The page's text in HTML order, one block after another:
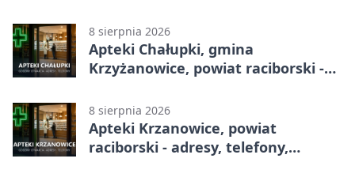
8 sierpnia 2026
Apteki Chałupki, gmina
Krzyżanowice, powiat raciborski -
8 sierpnia 2026
Apteki Krzanowice, powiat
raciborski - adresy, telefony,